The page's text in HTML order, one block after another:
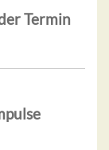
Termin